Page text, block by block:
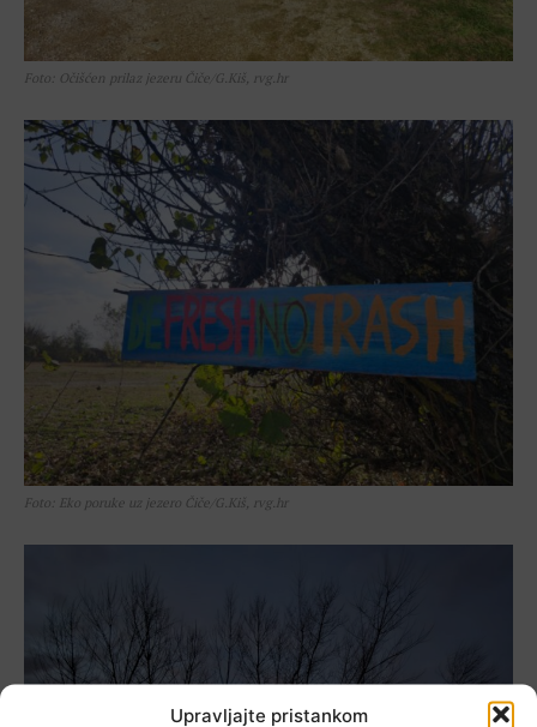
Upravljajte pristankom
Foto: Očišćen prilaz jezeru Čiče/G.Kiš, rvg.hr
Foto: Eko poruke uz jezero Čiče/G.Kiš, rvg.hr